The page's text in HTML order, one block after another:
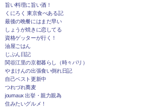
旨い料理に旨い酒！
くにろく 東京食べある記
最後の晩餐にはまだ早い
しょうが焼きに恋してる
資格ゲッターが行く！
油屋ごはん
じぶん日記
関谷江里の京都暮らし（時々パリ）
やまけんの出張食い倒れ日記
自己ベスト更新中
つれづれ蕎麦
journaux 出挙・親力親為
住みたいグルメ！